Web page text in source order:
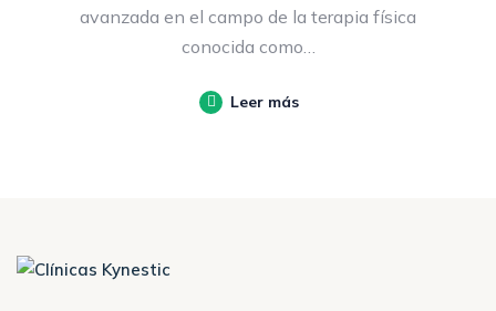
avanzada en el campo de la terapia física
conocida como…
Leer más